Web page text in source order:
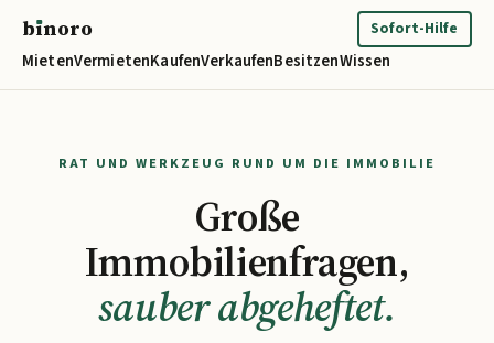
bınoro
MietenVermietenKaufenVerkaufenBesitzenWissen
Sofort-Hilfe
RAT UND WERKZEUG RUND UM DIE IMMOBILIE
Große
Immobilienfragen,
sauber abgeheftet.